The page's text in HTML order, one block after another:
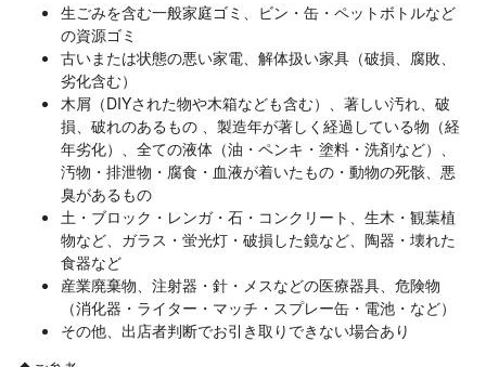
生ごみを含む一般家庭ゴミ、ビン・缶・ペットボトルなど
の資源ゴミ
古いまたは状態の悪い家電、解体扱い家具（破損、腐敗、
劣化含む）
木屑（DIYされた物や木箱なども含む）、著しい汚れ、破
損、破れのあるもの 、製造年が著しく経過している物（経
年劣化）、全ての液体（油・ペンキ・塗料・洗剤など）、
汚物・排泄物・腐食・血液が着いたもの・動物の死骸、悪
臭があるもの
土・ブロック・レンガ・石・コンクリート、生木・観葉植
物など、ガラス・蛍光灯・破損した鏡など、陶器・壊れた
食器など
産業廃棄物、注射器・針・メスなどの医療器具、危険物
（消化器・ライター・マッチ・スプレー缶・電池・など）
その他、出店者判断でお引き取りできない場合あり